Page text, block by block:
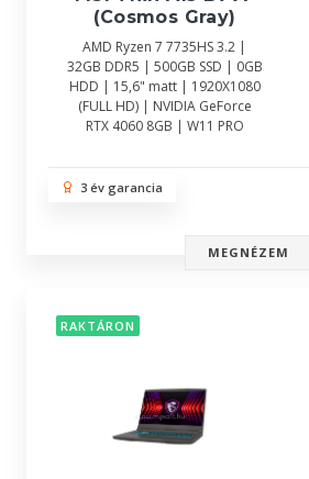
(Cosmos Gray)
AMD Ryzen 7 7735HS 3.2 |
32GB DDR5 | 500GB SSD | 0GB
HDD | 15,6" matt | 1920X1080
(FULL HD) | NVIDIA GeForce
RTX 4060 8GB | W11 PRO
3 év garancia
MEGNÉZEM
RAKTÁRON